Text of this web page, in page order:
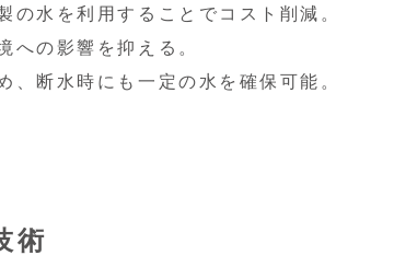
の水を利用することでコスト削減。
への影響を抑える。
、断水時にも一定の水を確保可能。
術